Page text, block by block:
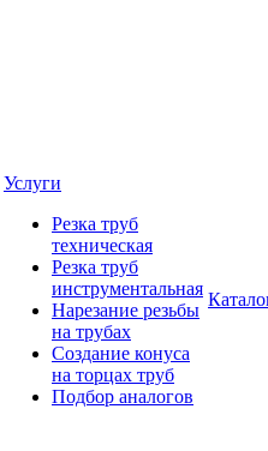
Услуги
Резка труб
техническая
Резка труб
инструментальная
Нарезание резьбы
на трубах
Создание конуса
на торцах труб
Подбор аналогов